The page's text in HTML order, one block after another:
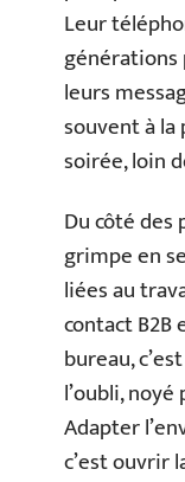
Leur
générations
leurs
souvent à la
soirée, loin
Du côté
grimpe en
liées au
contact B2B
bureau,
l’oubli,
Adapter
c’est ouvrir